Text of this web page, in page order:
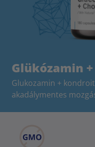
Glükózamin
Glukozamin +
akadálymentes